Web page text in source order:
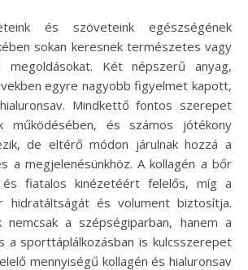
sokan keresnek természetes vagy
megoldásokat. Két népszerű anyag,
egyre nagyobb figyelmet kapott,
Mindkettő fontos szerepet
működésében, és számos jótékony
de eltérő módon járulnak hozzá a
a megjelenésünkhöz. A kollagén a bőr
és fiatalos kinézetéért felelős, míg a
hidratáltságát és volument biztosítja.
nemcsak a szépségiparban, hanem a
a sporttáplálkozásban is kulcsszerepet
mennyiségű kollagén és hialuronsav